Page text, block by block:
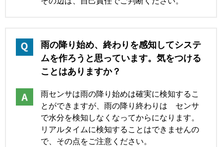
雨の降り始め、終わりを感知してシステ
ムを作ろうと思っています。気をつける
ことはありますか？
雨センサは雨の降り始めは確実に検知するこ
とができますが、雨の降り終わりは センサ
で水分を検知しなくなってからになります。
リアルタイムに検知することはできませんの
で、その点をご注意ください。